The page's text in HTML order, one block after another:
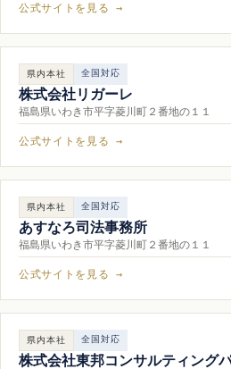
公式サイトを見る →
県内本社 全国対応
株式会社リガーレ
福島県いわき市平字菱川町２番地の１１
公式サイトを見る →
県内本社 全国対応
あすなろ司法事務所
福島県いわき市平字菱川町２番地の１１
公式サイトを見る →
県内本社 全国対応
株式会社東邦コンサルティング